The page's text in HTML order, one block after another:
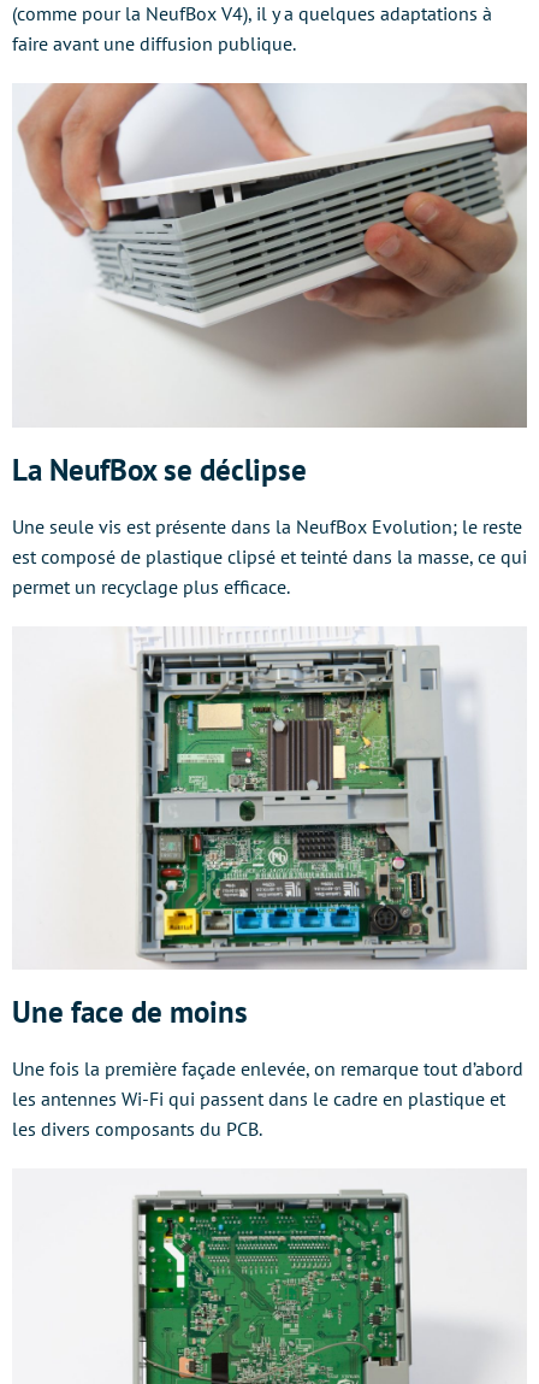
(comme pour la NeufBox V4), il y a quelques adaptations à
faire avant une diffusion publique.
La NeufBox se déclipse
Une seule vis est présente dans la NeufBox Evolution; le reste
est composé de plastique clipsé et teinté dans la masse, ce qui
permet un recyclage plus efficace.
Une face de moins
Une fois la première façade enlevée, on remarque tout d’abord
les antennes Wi-Fi qui passent dans le cadre en plastique et
les divers composants du PCB.